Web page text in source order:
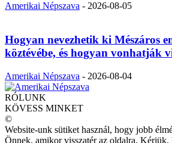
Amerikai Népszava - 2026-08-05
Hogyan nevezhetik ki Mészáros
köztévébe, és hogyan vonhatják
Amerikai Népszava - 2026-08-04
RÓLUNK
KÖVESS MINKET
©
Website-unk sütiket használ, hogy jobb
Önnek, amikor visszatér az oldalra. Kérjük,